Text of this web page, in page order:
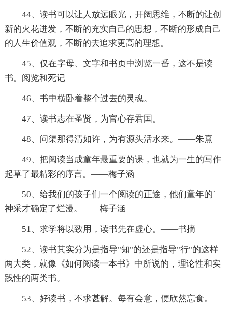
44、读书可以让人放远眼光，开阔思维，不断的让创
新的火花迸发，不断的充实自己的思想，不断的形成自己
的人生价值观，不断的去追求更高的理想。
45、仅在字母、文字和书页中浏览一番，这不是读
书。阅览和死记
46、书中横卧着整个过去的灵魂。
47、读书志在圣贤，为官心存君国。
48、问渠那得清如许，为有源头活水来。——朱熹
49、把阅读当成童年最重要的课，也就为一生的写作
起草了最精彩的序言。——梅子涵
50、给我们的孩子们一个阅读的正途，他们童年的`
神采才确定了烂漫。——梅子涵
51、求学将以致用，读书先在虚心。——书摘
52、读书其实分为是指导"知"的还是指导"行"的这样
两大类，就像《如何阅读一本书》中所说的，理论性和实
践性的两类书。
53、好读书，不求甚解。每有会意，便欣然忘食。